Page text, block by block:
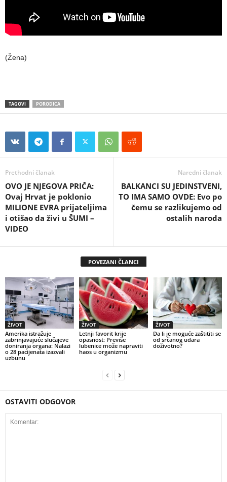
(Žena)
TAGOVI PORODICA
Prethodni članak
OVO JE NJEGOVA PRIČA:
Ovaj Hrvat je poklonio
MILIONE EVRA prijateljima
i otišao da živi u ŠUMI –
VIDEO
Naredni članak
BALKANCI SU JEDINSTVENI,
TO IMA SAMO OVDE: Evo po
čemu se razlikujemo od
ostalih naroda
POVEZANI ČLANCI
ŽIVOT
Amerika istražuje
zabrinjavajuće slučajeve
doniranja organa: Nalazi
o 28 pacijenata izazvali
uzbunu
ŽIVOT
Letnji favorit krije
opasnost: Previše
lubenice može napraviti
haos u organizmu
ŽIVOT
Da li je moguće zaštititi se
od srčanog udara
doživotno?
OSTAVITI ODGOVOR